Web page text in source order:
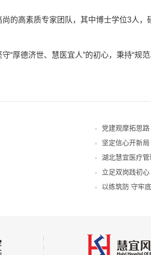
的高素质专家团队，其中博士学位3人
“厚德济世、慧医宜人”的初心，秉持“
党建观摩拓思
坚定信心开新
湖北慧宜医疗
立足双岗践初
以练筑防 守牢